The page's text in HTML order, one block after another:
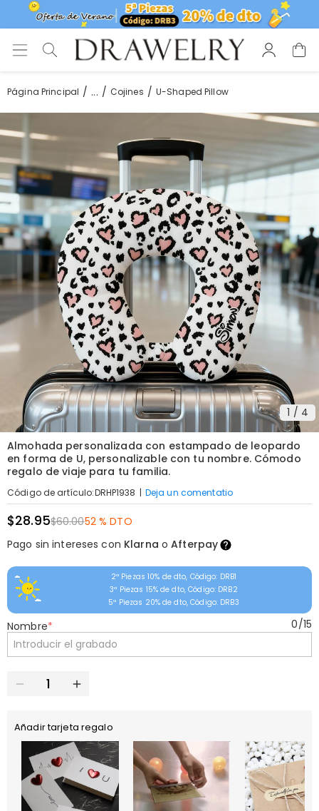
Página Principal ... Cojines U-Shaped Pillow
1 / 4
Almohada personalizada con estampado de leopardo
en forma de U, personalizable con tu nombre. Cómodo
regalo de viaje para tu familia.
Código de artículo:DRHP1938 | Deja un comentatio
$28.95$60.0052 % DTO
Pago sin intereses con Klarna oAfterpay
2ª Piezas 10% de dto, Código: DRB1
3ª Piezas 15% de dto, Código: DRB2
5ª Piezas 20% de dto, Código: DRB3
Nombre* 0/15
Añadir tarjeta regalo